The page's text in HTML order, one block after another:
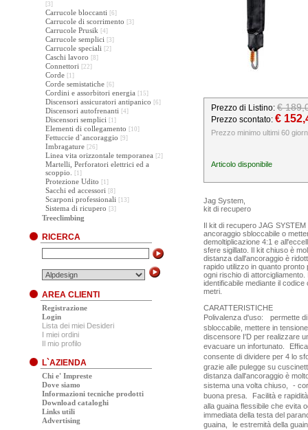
[3]
Carrucole bloccanti [6]
Carrucole di scorrimento [3]
Carrucole Prusik [4]
Carrucole semplici [3]
Carrucole speciali [2]
Caschi lavoro [8]
Connettori [22]
Corde [1]
Corde semistatiche [6]
Cordini e assorbitori energia [15]
Discensori assicuratori antipanico [6]
Discensori autofrenanti [4]
Discensori semplici [1]
Elementi di collegamento [10]
Fettuccie d`ancoraggio [9]
Imbragature [26]
Linea vita orizzontale temporanea [2]
Martelli, Perforatori elettrici ed a
scoppio.
[1]
Protezione Udito [1]
Sacchi ed accessori [8]
Scarponi professionali [13]
Sistema di ricupero [3]
Treeclimbing
RICERCA
AREA CLIENTI
Registrazione
Login
Lista dei miei Desideri
I miei ordini
Il mio profilo
L`AZIENDA
Chi e' Impreste
Dove siamo
Informazioni tecniche prodotti
Download cataloghi
Links utili
Advertising
Prezzo di Listino: €
Prezzo scontato: €
Prezzo minimo ultimi 60
Articolo disponibile
Jag System,
kit di recupero
Il kit di recupero JAG
ancoraggio sbloccabile o
demoltiplicazione 4:1 e
sfere sigillato. Il kit chiuso è
distanza dall'ancoraggio è
rapido utilizzo in quanto
ogni rischio di
identificabile mediante il
metri.
CARATTERISTICHE
Polivalenza d'uso: permette
sbloccabile, mettere in
discensore I'D per realizzare
evacuare un infortunato.
consente di dividere per 4 lo
grazie alle pulegge su
distanza dall'ancoraggio è
sistema una volta chiuso, -
buona presa. Facilità e
alla guaina flessibile che evita
immediata della testa del
guaina, le estremità della